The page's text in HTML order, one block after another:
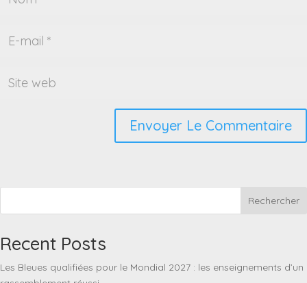
Rechercher
Recent Posts
Les Bleues qualifiées pour le Mondial 2027 : les enseignements d’un